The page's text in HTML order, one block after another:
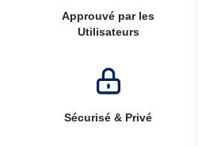
Approuvé par les
Utilisateurs
Sécurisé & Privé